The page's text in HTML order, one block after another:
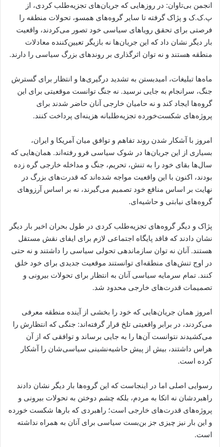
انجمن بی‌تاوان: در روزهایی که جریان‌های تجزیه‌طلب کردی، از
پ.ک.ک و پژاک گرفته تا سایر گروه‌های همسو، تحولات منطقه را
فرصتی برای تحقق رویاهای سیاسی خود تصور می‌کردند، واقعیت
بار دیگر نشان داد که این جریان‌ها نه بازیگر تعیین‌کننده معادلات
منطقه هستند و نه توان اثرگذاری بر روندهای بزرگ سیاسی را دارند.
ماه‌ها تبلیغات، امیدبستن به تشدید درگیری‌ها و انتظار برای گسترش
جنگ، سرانجام به جایی نرسید. نه جنگ توانست موقعیتی برای این
گروه‌ها ایجاد کند و نه حامیان خارجی آنان حاضر شدند برای
پروژه‌های شکست‌خورده تجزیه‌طلبانه هزینه‌ای پرداخت کنند.
امروز با آشکار شدن روند تفاهم و توافق میان آمریکا و ایران،
بسیاری از این جریان‌ها در شوک سیاسی فرو رفته‌اند. همان‌هایی که
سال‌ها بقای خود را به تنش، تحریم، جنگ و مداخله خارجی گره زده
بودند، اکنون با این واقعیت مواجه شده‌اند که قدرت‌های بزرگ در
نهایت بر اساس منافع خود تصمیم می‌گیرند، نه بر اساس آرزوهای
گروه‌های نیابتی و حاشیه‌ای.
پژاک و دیگر گروه‌های تجزیه‌طلب کردی در طول بحران اخیر بار دیگر
نشان دادند که فاقد پایگاه اجتماعی لازم برای ایفای نقش مستقل
هستند. آنان نه توان سازماندهی تحولی سیاسی را داشتند و نه حتی
در اوج تنش‌های منطقه‌ای توانستند موقعیت جدیدی برای خود خلق
کنند. تمام سرمایه سیاسی آنان به انتظار برای تحولات بیرونی و
تصمیمات قدرت‌های خارجی محدود شد.
امروز همان جریان‌هایی که خود را بخشی از آینده منطقه معرفی
می‌کردند، در برابر واقعیتی تلخ قرار گرفته‌اند: جنگی که انتظارش را
می‌کشیدند نتوانست آن‌ها را به جایی برساند و توافقی که از آن
هراس داشتند، بیش از پیش حاشیه‌نشینی سیاسی‌شان را آشکار
کرده است.
رسوایی اصلی اما در اینجاست که این گروه‌ها بار دیگر نشان دادند
راهبردشان نه اتکا به مردم، بلکه چشم دوختن به تحولات بیرونی و
پروژه‌های قدرت‌های خارجی است؛ راهبردی که بارها شکست خورده
و این بار نیز چیزی جز بن‌بست سیاسی برای آنان به همراه نداشته
است.